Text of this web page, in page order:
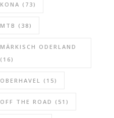
KONA (73)
MTB (38)
MÄRKISCH ODERLAND
(16)
OBERHAVEL (15)
OFF THE ROAD (51)